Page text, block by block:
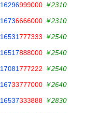
16296999000 ￥2310
16736666000 ￥2310
16531777333 ￥2540
16517888000 ￥2540
17081777222 ￥2540
16733777000 ￥2640
16537333888 ￥2830